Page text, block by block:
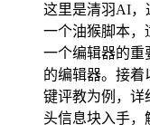
这里是清羽AI，
一个油猴脚本，
一个编辑器的重
的编辑器。接着
键评教为例，详
头信息块入手，